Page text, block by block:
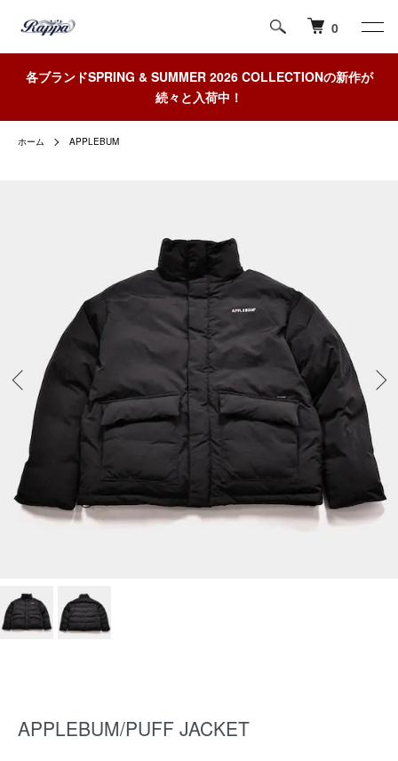
0
各ブランドSPRING & SUMMER 2026 COLLECTIONの新作が
続々と入荷中！
ホーム APPLEBUM
APPLEBUM/PUFF JACKET